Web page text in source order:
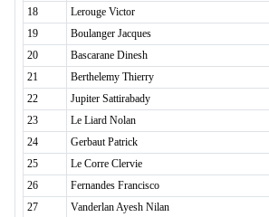
18
Lerouge Victor
19
Boulanger Jacques
20
Bascarane Dinesh
21
Berthelemy Thierry
22
Jupiter Sattirabady
23
Le Liard Nolan
24
Gerbaut Patrick
25
Le Corre Clervie
26
Fernandes Francisco
27
Vanderlan Ayesh Nilan